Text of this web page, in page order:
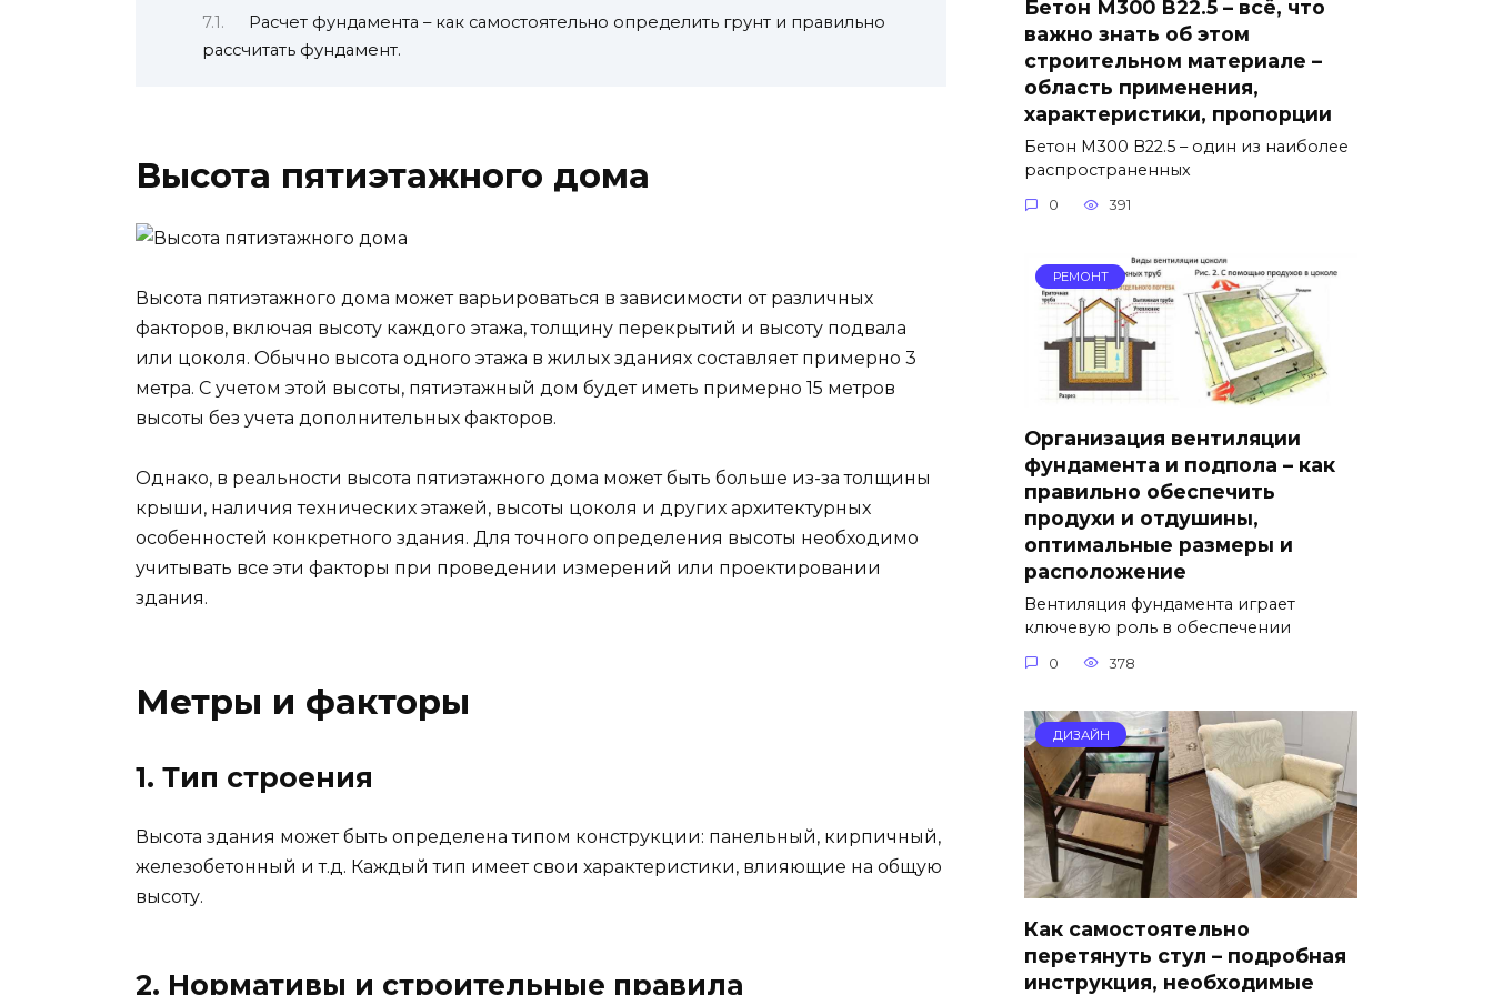
Расчет фундамента – как самостоятельно определить грунт и правильно
рассчитать фундамент.
Высота пятиэтажного дома
Высота пятиэтажного дома может варьироваться в зависимости от различных
факторов, включая высоту каждого этажа, толщину перекрытий и высоту подвала
или цоколя. Обычно высота одного этажа в жилых зданиях составляет примерно 3
метра. С учетом этой высоты, пятиэтажный дом будет иметь примерно 15 метров
высоты без учета дополнительных факторов.
Однако, в реальности высота пятиэтажного дома может быть больше из-за толщины
крыши, наличия технических этажей, высоты цоколя и других архитектурных
особенностей конкретного здания. Для точного определения высоты необходимо
учитывать все эти факторы при проведении измерений или проектировании
здания.
Метры и факторы
1. Тип строения
Высота здания может быть определена типом конструкции: панельный, кирпичный,
железобетонный и т.д. Каждый тип имеет свои характеристики, влияющие на общую
высоту.
2. Нормативы и строительные правила
Бетон М300 В22.5 – всё, что
важно знать об этом
строительном материале –
область применения,
характеристики, пропорции
Бетон М300 В22.5 – один из наиболее
распространенных
0 391
РЕМОНТ
Организация вентиляции
фундамента и подпола – как
правильно обеспечить
продухи и отдушины,
оптимальные размеры и
расположение
Вентиляция фундамента играет
ключевую роль в обеспечении
0 378
ДИЗАЙН
Как самостоятельно
перетянуть стул – подробная
инструкция, необходимые